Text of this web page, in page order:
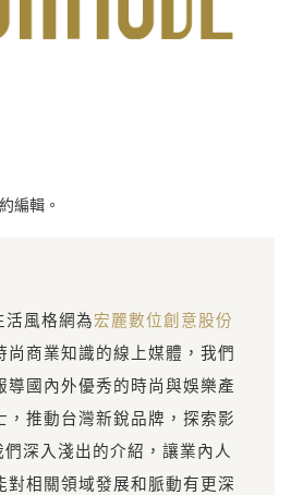
編輯。
風格網為宏麗數位創意股份
尚商業知識的線上媒體，我們
導國內外優秀的時尚與娛樂產
，推動台灣新銳品牌，探索影
深入淺出的介紹，讓業內人
對相關領域發展和脈動有更深